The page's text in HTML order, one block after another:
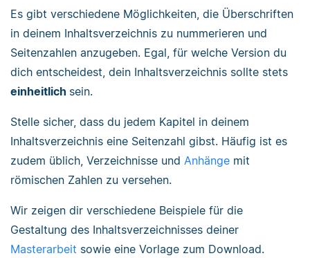
Es gibt verschiedene Möglichkeiten, die Überschriften
in deinem Inhaltsverzeichnis zu nummerieren und
Seitenzahlen anzugeben. Egal, für welche Version du
dich entscheidest, dein Inhaltsverzeichnis sollte stets
einheitlich sein.
Stelle sicher, dass du jedem Kapitel in deinem
Inhaltsverzeichnis eine Seitenzahl gibst. Häufig ist es
zudem üblich, Verzeichnisse und Anhänge mit
römischen Zahlen zu versehen.
Wir zeigen dir verschiedene Beispiele für die
Gestaltung des Inhaltsverzeichnisses deiner
Masterarbeit sowie eine Vorlage zum Download.